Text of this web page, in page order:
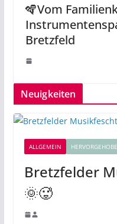
🪇Vom
Bretzfeld
Neuigkeiten
ALLGEMEIN
Bretzfelder
🌞🥵